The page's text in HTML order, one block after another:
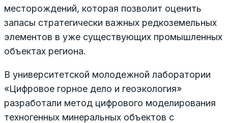
месторождений, которая позволит оценить
запасы стратегически важных редкоземельных
элементов в уже существующих промышленных
объектах региона.
В университетской молодежной лаборатории
«Цифровое горное дело и геоэкология»
разработали метод цифрового моделирования
техногенных минеральных объектов с